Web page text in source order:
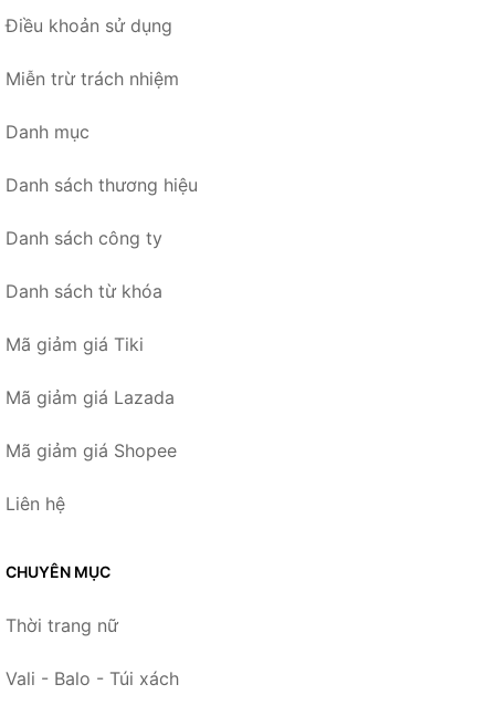
Điều khoản sử dụng
Miễn trừ trách nhiệm
Danh mục
Danh sách thương hiệu
Danh sách công ty
Danh sách từ khóa
Mã giảm giá Tiki
Mã giảm giá Lazada
Mã giảm giá Shopee
Liên hệ
CHUYÊN MỤC
Thời trang nữ
Vali - Balo - Túi xách